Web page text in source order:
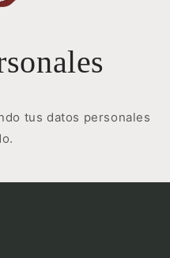
tus datos personales